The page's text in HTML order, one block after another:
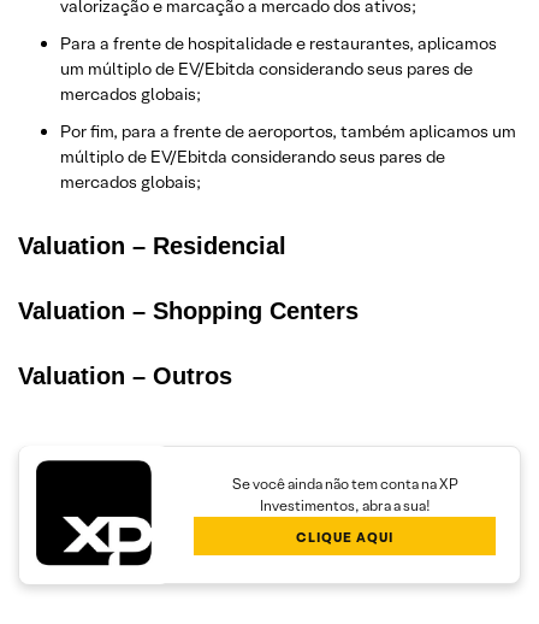
valorização e marcação a mercado dos ativos;
Para a frente de hospitalidade e restaurantes, aplicamos
um múltiplo de EV/Ebitda considerando seus pares de
mercados globais;
Por fim, para a frente de aeroportos, também aplicamos um
múltiplo de EV/Ebitda considerando seus pares de
mercados globais;
Valuation – Residencial
Valuation – Shopping Centers
Valuation – Outros
Se você ainda não tem conta na XP
Investimentos, abra a sua!
CLIQUE AQUI